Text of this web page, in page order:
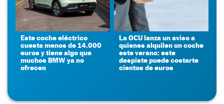
Este coche eléctrico
cuesta menos de 14.000
euros y tiene algo que
muchos BMW ya no
ofrecen
La OCU lanza un aviso a
quienes alquilen un coche
este verano: este
despiste puede costarte
cientos de euros